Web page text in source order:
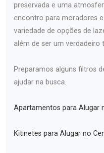
preservada e uma
encontro para moradores
variedade de opções de
além de ser um
Preparamos alguns filtros
ajudar na busca.
Apartamentos para Alugar
Kitinetes para Alugar no